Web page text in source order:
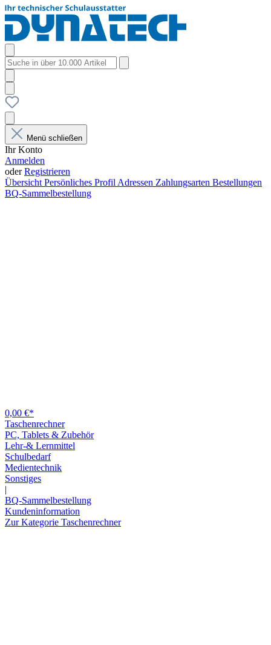
Menü schließen
Ihr Konto
Anmelden
oderRegistrieren
Übersicht Persönliches Profil Adressen Zahlungsarten Bestellungen
BQ-Sammelbestellung
0,00 €*
Taschenrechner
PC, Tablets & Zubehör
Lehr-& Lernmittel
Schulbedarf
Medientechnik
Sonstiges
|
BQ-Sammelbestellung
Kundeninformation
Zur Kategorie Taschenrechner